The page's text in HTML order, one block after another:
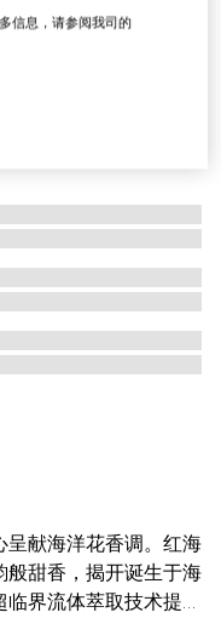
呈献海洋花香调。红海
般甜香，揭开诞生于海
临界流体萃取技术提
信息，请参阅我司的